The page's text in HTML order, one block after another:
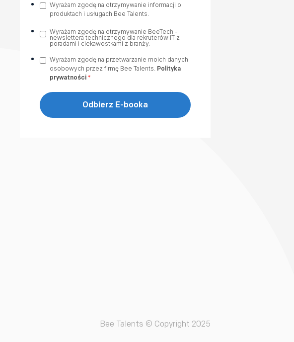
Wyrażam zgodę na otrzymywanie informacji o
produktach i usługach Bee Talents.
Wyrażam zgodę na otrzymywanie BeeTech -
newslettera technicznego dla rekruterów IT z
poradami i ciekawostkami z branży.
Wyrażam zgodę na przetwarzanie moich danych
osobowych przez firmę Bee Talents. Polityka
prywatności *
Bee Talents © Copyright 2025